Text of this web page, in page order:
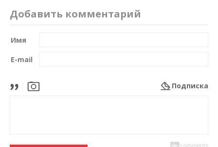
Добавить комментарий
Имя
E-mail
Подписка